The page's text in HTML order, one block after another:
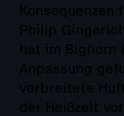
Konsequenzen
Philip
hat im Bighorn
Anpassung
verbreitete
der Heißzeit